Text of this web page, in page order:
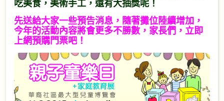
吃美食，美術手工，還有大抽獎呢！
先送給大家一些預告消息，隨著攤位陸續增加，
今年的活動內容將會更多不勝數，家長們，立即
上網預購門票吧！